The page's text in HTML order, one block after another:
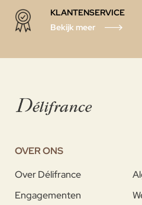
KLANTENSERVICE
Bekijk meer
OVER ONS
Over Délifrance
Engagementen